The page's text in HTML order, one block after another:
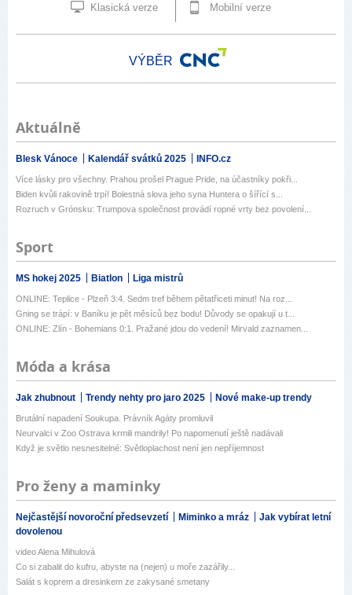
Klasická verze Mobilní verze
VÝBĚR
Aktuálně
Blesk Vánoce Kalendář svátků 2025 INFO.cz
Více lásky pro všechny. Prahou prošel Prague Pride, na účastníky pokři...
Biden kvůli rakovině trpí! Bolestná slova jeho syna Huntera o šířící s...
Rozruch v Grónsku: Trumpova společnost provádí ropné vrty bez povolení...
Sport
MS hokej 2025 Biatlon Liga mistrů
ONLINE: Teplice - Plzeň 3:4. Sedm tref během pětatřiceti minut! Na roz...
Gning se trápí: v Baníku je pět měsíců bez bodu! Důvody se opakují u t...
ONLINE: Zlín - Bohemians 0:1. Pražané jdou do vedení! Mirvald zaznamen...
Móda a krása
Jak zhubnout Trendy nehty pro jaro 2025 Nové make-up trendy
Brutální napadení Soukupa. Právník Agáty promluvil
Neurvalci v Zoo Ostrava krmili mandrily! Po napomenutí ještě nadávali
Když je světlo nesnesitelné: Světloplachost není jen nepříjemnost
Pro ženy a maminky
Nejčastější novoroční předsevzetí Miminko a mráz
Jak vybírat letní
dovolenou
video Alena Mihulová
Co si zabalit do kufru, abyste na (nejen) u moře zazářily...
Salát s koprem a dresinkem ze zakysané smetany